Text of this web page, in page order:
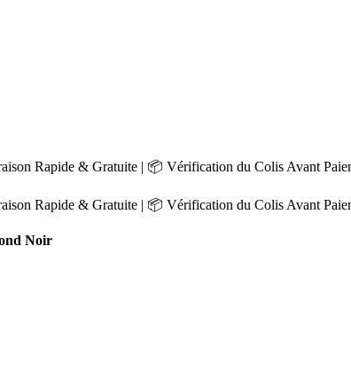
Rapide & Gratuite | 📦 Vérification du Colis Avant
Rapide & Gratuite | 📦 Vérification du Colis Avant
Noir